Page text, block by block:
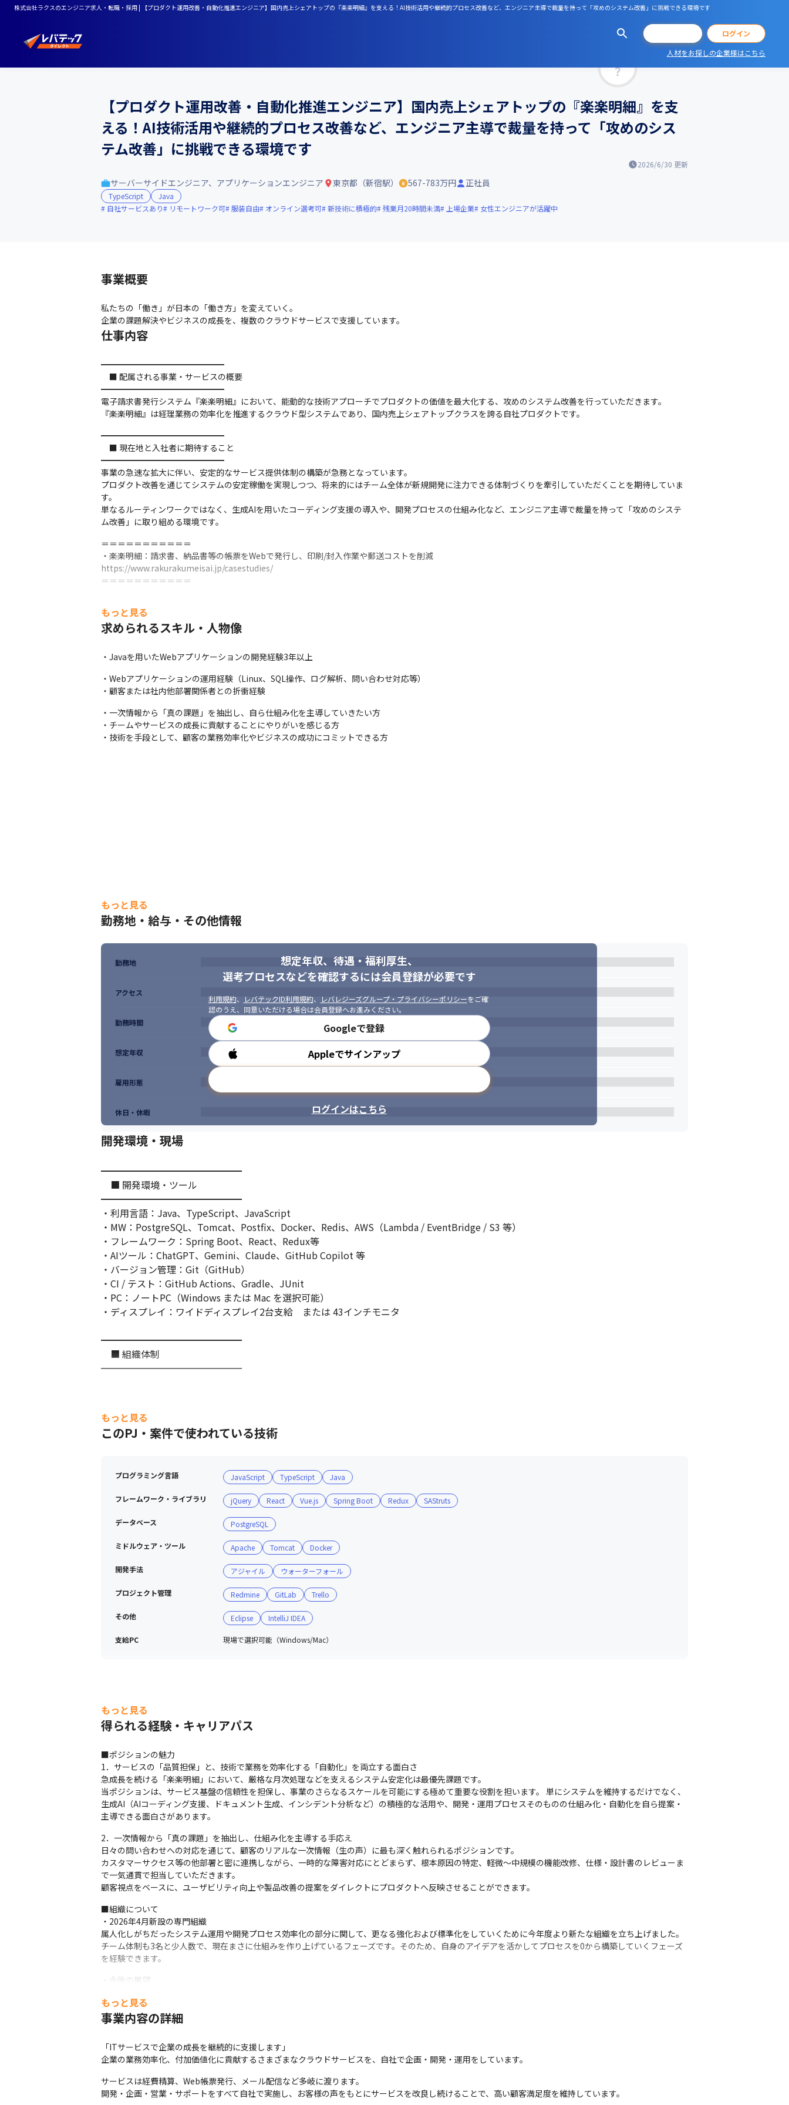
株式会社ラクスのエンジニア求人・転職・採用 | 【プロダクト運用改善・自動化推進エンジニア】国内売上シェアトップの『楽楽明細』を支える！AI技術活用や継続的プロセス改善など、エンジニア主導で裁量を持って「攻めのシステム改善」に挑戦できる環境です
ログイン
人材をお探しの企業様はこちら
【プロダクト運用改善・自動化推進エンジニア】国内売上シェアトップの『楽楽明細』を支
える！AI技術活用や継続的プロセス改善など、エンジニア主導で裁量を持って「攻めのシス
テム改善」に挑戦できる環境です
2026/6/30 更新
サーバーサイドエンジニア、アプリケーションエンジニア 東京都（新宿駅） 567-783万円 正社員
TypeScript
Java
自社サービスあり
リモートワーク可 服装自由 オンライン選考可 新技術に積極的 残業月20時間未満 上場企業 女性エンジニアが活躍中
事業概要
私たちの「働き」が日本の「働き方」を変えていく。
企業の課題解決やビジネスの成長を、複数のクラウドサービスで支援しています。
仕事内容
━━━━━━━━━━━━━━━
■ 配属される事業・サービスの概要
━━━━━━━━━━━━━━━
電子請求書発行システム『楽楽明細』において、能動的な技術アプローチでプロダクトの価値を最大化する、攻めのシステム改善を行っていただきます。
『楽楽明細』は経理業務の効率化を推進するクラウド型システムであり、国内売上シェアトップクラスを誇る自社プロダクトです。
━━━━━━━━━━━━━━━
■ 現在地と入社者に期待すること
━━━━━━━━━━━━━━━
事業の急速な拡大に伴い、安定的なサービス提供体制の構築が急務となっています。
プロダクト改善を通じてシステムの安定稼働を実現しつつ、将来的にはチーム全体が新規開発に注力できる体制づくりを牽引していただくことを期待していま
す。
単なるルーティンワークではなく、生成AIを用いたコーディング支援の導入や、開発プロセスの仕組み化など、エンジニア主導で裁量を持って「攻めのシステ
ム改善」に取り組める環境です。
＝＝＝＝＝＝＝＝＝＝＝
・楽楽明細：請求書、納品書等の帳票をWebで発行し、印刷/封入作業や郵送コストを削減
https://www.rakurakumeisai.jp/casestudies/
＝＝＝＝＝＝＝＝＝＝＝
■ 業務内容詳細
━━━━━━━━━━━━━━━
・運用のシステム化、ツール開発・導入等の提案および手順化
・顧客視点をもとにしたユーザビリティ向上等の製品への改善提案
・開発、運用プロセスの継続的改善
システム運用保守・リリース業務
・外部マスターデータの更新作業、セキュリティチェック、ミドルウェアチェック等
・リリースに向けた事前準備、テスト管理、リリース対応
Pull Requestベースでのコードレビュー
※リーダークラスでの採用の場合は、上記に加えてメンバーフォロー業務も行っていただきます。
変更の範囲：会社の定める業務
もっと見る
求められるスキル・人物像
・Javaを用いたWebアプリケーションの開発経験3年以上
・Webアプリケーションの運用経験（Linux、SQL操作、ログ解析、問い合わせ対応等）
・顧客または社内他部署関係者との折衝経験
・一次情報から「真の課題」を抽出し、自ら仕組み化を主導していきたい方
・チームやサービスの成長に貢献することにやりがいを感じる方
・技術を手段として、顧客の業務効率化やビジネスの成功にコミットできる方
もっと見る
勤務地・給与・その他情報
想定年収、待遇・福利厚生、
選考プロセスなどを確認するには会員登録が必要です
利用規約、 レバテックID利用規約、 レバレジーズグループ・プライバシーポリシーをご確
認のうえ、同意いただける場合は会員登録へお進みください。
Googleで登録
Appleでサインアップ
ログインはこちら
勤務地
アクセス
勤務時間
想定年収
雇用形態
休日・休暇
開発環境・現場
━━━━━━━━━━━━━━━
■ 開発環境・ツール
━━━━━━━━━━━━━━━
・利用言語：Java、TypeScript、JavaScript
・MW：PostgreSQL、Tomcat、Postfix、Docker、Redis、AWS（Lambda / EventBridge / S3 等）
・フレームワーク：Spring Boot、React、Redux等
・AIツール：ChatGPT、Gemini、Claude、GitHub Copilot 等
・バージョン管理：Git（GitHub）
・CI / テスト：GitHub Actions、Gradle、JUnit
・PC：ノートPC（Windows または Mac を選択可能）
・ディスプレイ：ワイドディスプレイ2台支給　または 43インチモニタ
━━━━━━━━━━━━━━━
■ 組織体制
━━━━━━━━━━━━━━━
もっと見る
このPJ・案件で使われている技術
プログラミング言語 JavaScript TypeScript Java
フレームワーク・ライブラリ jQuery React Vue.js Spring Boot Redux SAStruts
データベース PostgreSQL
ミドルウェア・ツール Apache Tomcat Docker
開発手法 アジャイル ウォーターフォール
プロジェクト管理 Redmine GitLab Trello
その他 Eclipse IntelliJ IDEA
支給PC 現場で選択可能（Windows/Mac）
もっと見る
得られる経験・キャリアパス
■ポジションの魅力
1．サービスの「品質担保」と、技術で業務を効率化する「自動化」を両立する面白さ
急成長を続ける「楽楽明細」において、厳格な月次処理などを支えるシステム安定化は最優先課題です。
当ポジションは、サービス基盤の信頼性を担保し、事業のさらなるスケールを可能にする極めて重要な役割を担います。 単にシステムを維持するだけでなく、
生成AI（AIコーディング支援、ドキュメント生成、インシデント分析など）の積極的な活用や、開発・運用プロセスそのものの仕組み化・自動化を自ら提案・
主導できる面白さがあります。
2．一次情報から「真の課題」を抽出し、仕組み化を主導する手応え
日々の問い合わせへの対応を通じて、顧客のリアルな一次情報（生の声）に最も深く触れられるポジションです。
カスタマーサクセス等の他部署と密に連携しながら、一時的な障害対応にとどまらず、根本原因の特定、軽微〜中規模の機能改修、仕様・設計書のレビューま
で一気通貫で担当していただきます。
顧客視点をベースに、ユーザビリティ向上や製品改善の提案をダイレクトにプロダクトへ反映させることができます。
■組織について
・2026年4月新設の専門組織
属人化しがちだったシステム運用や開発プロセス効率化の部分に関して、更なる強化および標準化をしていくために今年度より新たな組織を立ち上げました。
チーム体制も3名と少人数で、現在まさに仕組みを作り上げているフェーズです。そのため、自身のアイデアを活かしてプロセスを0から構築していくフェーズ
を経験できます。
・今後の展望
し、運用および開発プロセスの自動化や機能改善（新規機能開発も含）の業務割合を増やしていく予定です。
部分最適な視点となってしまうプロダクト開発ポジションと違い、プロダクト全体の構造理解から入り込めるポジションのため、より広い視野を持ちながらプ
もっと見る
事業内容の詳細
「ITサービスで企業の成長を継続的に支援します」
企業の業務効率化、付加価値化に貢献するさまざまなクラウドサービスを、自社で企画・開発・運用をしています。
サービスは経費精算、Web帳票発行、メール配信など多岐に渡ります。
開発・企画・営業・サポートをすべて自社で実施し、お客様の声をもとにサービスを改良し続けることで、高い顧客満足度を維持しています。